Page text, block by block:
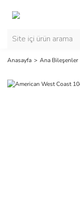
Anasayfa Ana Bileşenler